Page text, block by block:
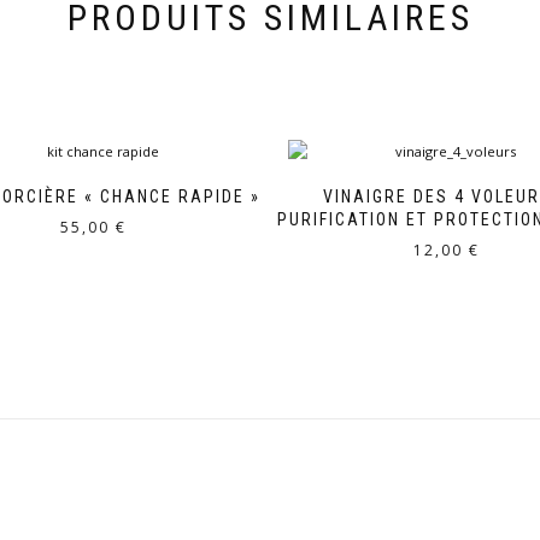
PRODUITS SIMILAIRES
« CHANCE RAPIDE »
55,00€
VINAIGRE DES 4
PURIFICATION ET
12,00 €